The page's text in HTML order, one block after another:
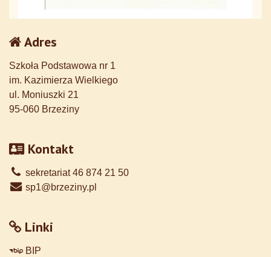
Adres
Szkoła Podstawowa nr 1
im. Kazimierza Wielkiego
ul. Moniuszki 21
95-060 Brzeziny
Kontakt
sekretariat 46 874 21 50
sp1@brzeziny.pl
Linki
BIP